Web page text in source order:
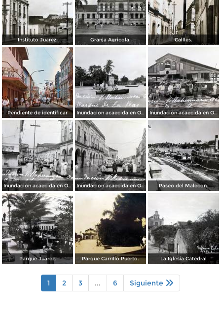
Instituto Juarez. Granja Agricola. Callles.
Pendiente de identificar Inundacion acaecida en Octubre de 1936 en el Parque de La Paz. Inundacion acaecida en Octubre de 1936 en el Mercado Pino Suarez.
Inundacion acaecida en Octubre de 1936 en la Calle 24 de Febrero. Inundacion acaecida en Octubre de 1936 en la Calle Francisco I Madero. Paseo del Malecon.
Parque Juarez. Parque Carrillo Puerto. La Iglesia Catedral
1 2 3 ... 6 Siguiente